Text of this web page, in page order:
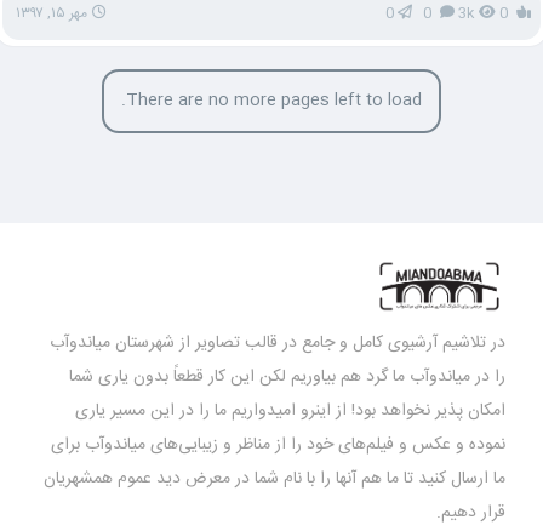
3k
0 مهر ۱۵, ۱۳۹۷
There are no more pages left to load.
در تلاشیم آرشیوی کامل و جامع در قالب تصاویر از شهرستان میاندوآب
را در میاندوآب ما گرد هم بیاوریم لکن این کار قطعاً بدون یاری شما
امکان پذیر نخواهد بود! از اینرو امیدواریم ما را در این مسیر یاری
نموده و عکس و فیلم‌های خود را از مناظر و زیبایی‌های میاندوآب برای
ما ارسال کنید تا ما هم آنها را با نام شما در معرض دید عموم همشهریان
قرار دهیم.